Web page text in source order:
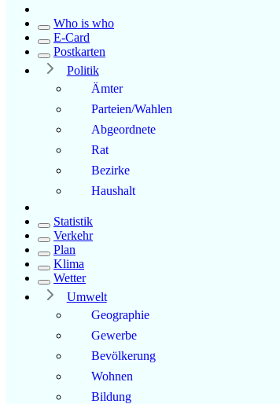
Who is who
E-Card
Postkarten
Politik
Ämter
Parteien/Wahlen
Abgeordnete
Rat
Bezirke
Haushalt
Statistik
Verkehr
Plan
Klima
Wetter
Umwelt
Geographie
Gewerbe
Bevölkerung
Wohnen
Bildung